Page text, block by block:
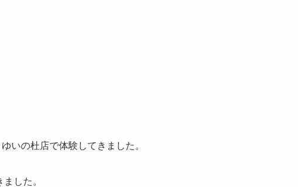
いの杜店で体験してきました。
した。